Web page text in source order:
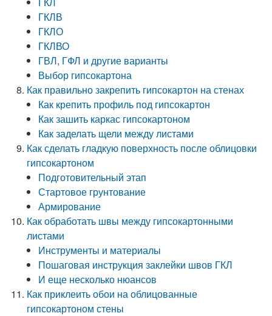
ГКЛВ
ГКЛО
ГКЛВО
ГВЛ, ГФЛ и другие варианты
Выбор гипсокартона
Как правильно закрепить гипсокартон на стенах
Как крепить профиль под гипсокартон
Как зашить каркас гипсокартоном
Как заделать щели между листами
Как сделать гладкую поверхность после облицовки
гипсокартоном
Подготовительный этап
Стартовое грунтование
Армирование
Как обработать швы между гипсокартонными
листами
Инструменты и материалы
Пошаговая инструкция заклейки швов ГКЛ
И еще несколько нюансов
Как приклеить обои на облицованные
гипсокартоном стены